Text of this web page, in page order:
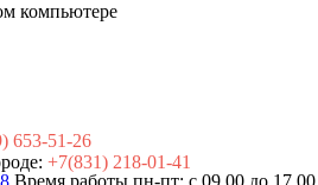
компьютере
653-51-26
+7(831) 218-01-41